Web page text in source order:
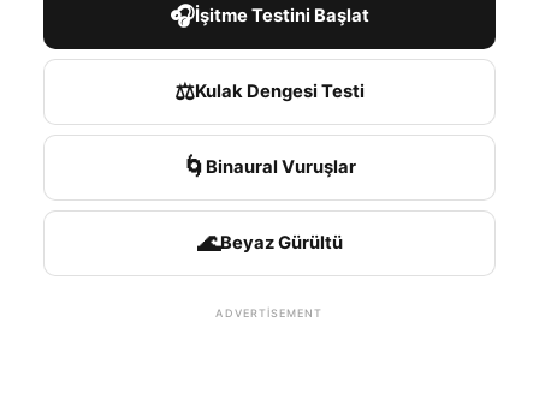
🎧İşitme Testini Başlat
⚖️Kulak Dengesi Testi
🌀 Binaural Vuruşlar
🌊Beyaz Gürültü